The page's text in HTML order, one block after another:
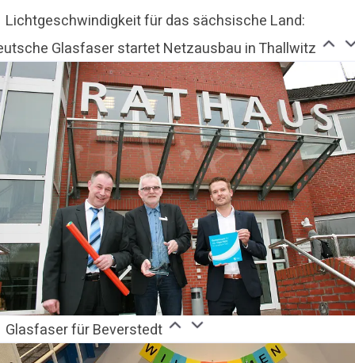
Lichtgeschwindigkeit für das sächsische Land:
Glasfaser startet Netzausbau in Thallwitz
Glasfaser für Beverstedt